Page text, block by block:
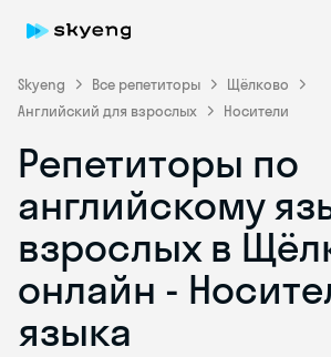
Skyeng Все репетиторы
Щёлково
Английский для взрослых
Носители
Репетиторы по
английскому
взрослых в
онлайн -
языка
Skyeng Chat